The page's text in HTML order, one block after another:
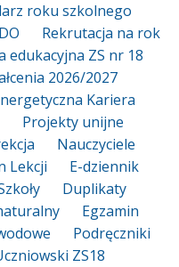
roku szkolnego
Rekrutacja na rok
edukacyjna ZS nr 18
2026/2027
Kariera
Projekty unijne
Nauczyciele
Lekcji
E-dziennik
Duplikaty
Egzamin
Podręczniki
ZS18